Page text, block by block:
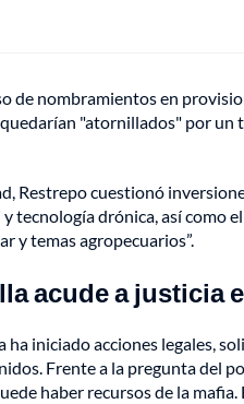
de nombramientos en
"atornillados" por un
Restrepo cuestionó
tecnología drónica, así como
y temas agropecuarios”.
acude a justicia
iniciado acciones legales,
Frente a la pregunta del
haber recursos de la